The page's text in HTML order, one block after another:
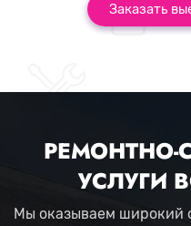
Заказать
РЕМОНТНО-
УСЛУГИ
Мы оказываем широкий